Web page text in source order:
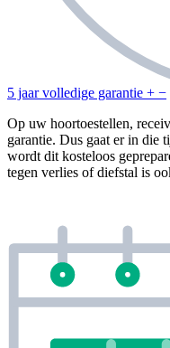
5 jaar volledige garantie + −
Op uw hoortoestellen,
garantie. Dus gaat er in die
wordt dit kosteloos
tegen verlies of diefstal is